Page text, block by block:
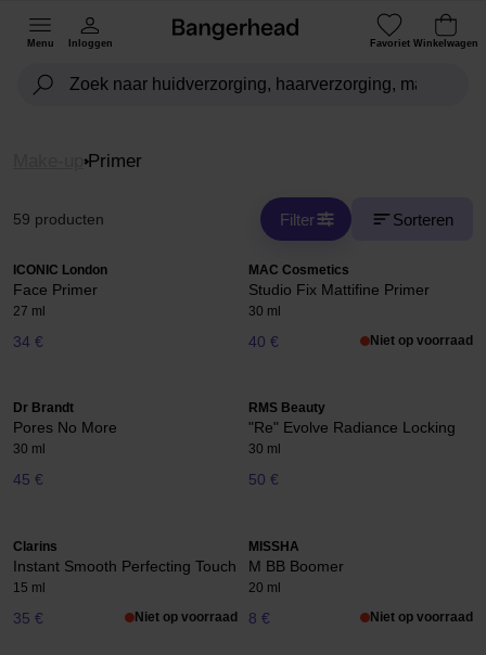
Menu Inloggen Favoriet Winkelwagen
Primer
59 producten Filter Sorteren
ICONIC London
Face Primer
27 ml
34 €
MAC Cosmetics
Studio Fix Mattifine Primer
30 ml
40 € Niet op voorraad
Dr Brandt
Pores No More
30 ml
45 €
RMS Beauty
"Re" Evolve Radiance Locking
30 ml
50 €
Clarins
Instant Smooth Perfecting Touch
15 ml
35 € Niet op voorraad
MISSHA
M BB Boomer
20 ml
8 € Niet op voorraad